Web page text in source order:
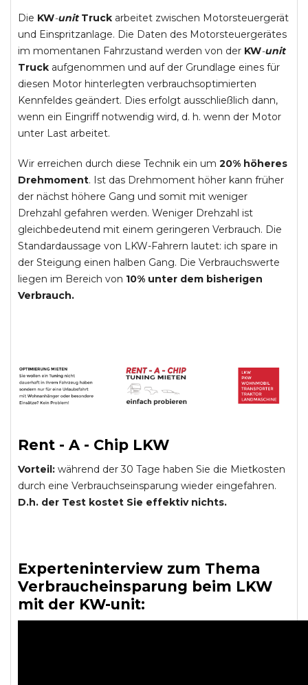
Die KW-unit Truck arbeitet zwischen Motorsteuergerät
und Einspritzanlage. Die Daten des Motorsteuergerätes
im momentanen Fahrzustand werden von der KW-unit
Truck aufgenommen und auf der Grundlage eines für
diesen Motor hinterlegten verbrauchsoptimierten
Kennfeldes geändert. Dies erfolgt ausschließlich dann,
wenn ein Eingriff notwendig wird, d. h. wenn der Motor
unter Last arbeitet.
Wir erreichen durch diese Technik ein um 20% höheres
Drehmoment. Ist das Drehmoment höher kann früher
der nächst höhere Gang und somit mit weniger
Drehzahl gefahren werden. Weniger Drehzahl ist
gleichbedeutend mit einem geringeren Verbrauch. Die
Standardaussage von LKW-Fahrern lautet: ich spare in
der Steigung einen halben Gang. Die Verbrauchswerte
liegen im Bereich von 10% unter dem bisherigen
Verbrauch.
Rent - A - Chip LKW
Vorteil: während der 30 Tage haben Sie die Mietkosten
durch eine Verbrauchseinsparung wieder eingefahren.
D.h. der Test kostet Sie effektiv nichts.
Experteninterview zum Thema
Verbraucheinsparung beim LKW
mit der KW-unit: